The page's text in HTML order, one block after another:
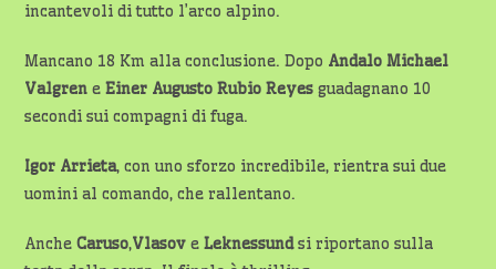
incantevoli di tutto l’arco alpino.
Mancano 18 Km alla conclusione. Dopo Andalo Michael
Valgren eEiner Augusto Rubio Reyes guadagnano 10
secondi sui compagni di fuga.
Igor Arrieta, con uno sforzo incredibile, rientra sui due
uomini al comando, che rallentano.
AncheCaruso,Vlasov eLeknessundsi riportano sulla